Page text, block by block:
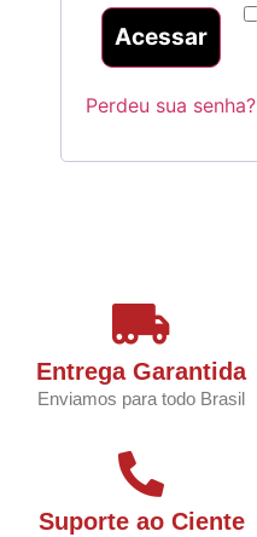
Acessar
Perdeu sua senha?
Entrega Garantida
Enviamos para todo Brasil
Suporte ao Ciente